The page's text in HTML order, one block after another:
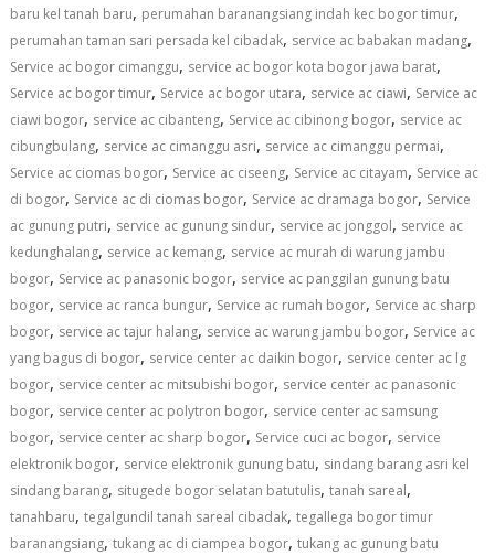
baru kel tanah baru, perumahan baranangsiang indah kec bogor timur,
perumahan taman sari persada kel cibadak, service ac babakan madang,
Service ac bogor cimanggu, service ac bogor kota bogor jawa barat,
Service ac bogor timur, Service ac bogor utara, service ac ciawi, Service ac
ciawi bogor, service ac cibanteng, Service ac cibinong bogor, service ac
cibungbulang, service ac cimanggu asri, service ac cimanggu permai,
Service ac ciomas bogor, Service ac ciseeng, Service ac citayam, Service ac
di bogor, Service ac di ciomas bogor, Service ac dramaga bogor, Service
ac gunung putri, service ac gunung sindur, service ac jonggol, service ac
kedunghalang, service ac kemang, service ac murah di warung jambu
bogor, Service ac panasonic bogor, service ac panggilan gunung batu
bogor, service ac ranca bungur, Service ac rumah bogor, Service ac sharp
bogor, service ac tajur halang, service ac warung jambu bogor, Service ac
yang bagus di bogor, service center ac daikin bogor, service center ac lg
bogor, service center ac mitsubishi bogor, service center ac panasonic
bogor, service center ac polytron bogor, service center ac samsung
bogor, service center ac sharp bogor, Service cuci ac bogor, service
elektronik bogor, service elektronik gunung batu, sindang barang asri kel
sindang barang, situgede bogor selatan batutulis,tanah sareal,
tanahbaru,tegalgundil tanah sareal cibadak,tegallega bogor timur
baranangsiang,tukang ac di ciampea bogor,tukang ac gunung batu